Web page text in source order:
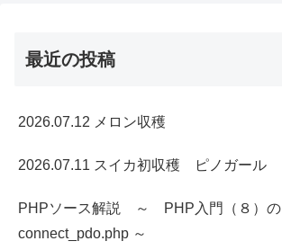
最近の投稿
2026.07.12 メロン収穫
2026.07.11 スイカ初収穫 ピノガール
PHPソース解説 ～ PHP入門（８）の
connect_pdo.php ～